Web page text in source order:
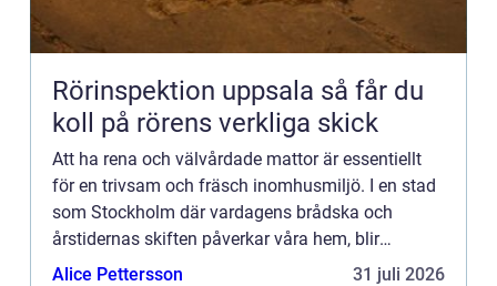
Rörinspektion uppsala så får du
koll på rörens verkliga skick
Att ha rena och välvårdade mattor är essentiellt
för en trivsam och fräsch inomhusmiljö. I en stad
som Stockholm där vardagens brådska och
årstidernas skiften påverkar våra hem, blir
mattv&a...
Alice Pettersson 31 juli 2026